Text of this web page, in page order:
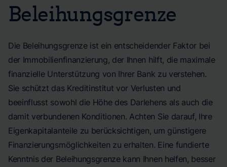
Beleihungsgrenze
Die Beleihungsgrenze ist ein entscheidender Faktor bei
der Immobilienfinanzierung, der Ihnen hilft, die maximale
finanzielle Unterstützung von Ihrer Bank zu verstehen.
Sie schützt das Kreditinstitut vor Verlusten und
beeinflusst sowohl die Höhe des Darlehens als auch die
damit verbundenen Konditionen. Achten Sie darauf, Ihre
Eigenkapitalanteile zu berücksichtigen, um günstigere
Finanzierungsmöglichkeiten zu erhalten. Eine fundierte
Kenntnis der Beleihungsgrenze kann Ihnen helfen, besser